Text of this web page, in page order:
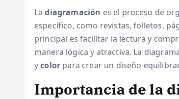
Ladiagramación es el proceso de
específico, como revistas, folletos,
principal es facilitar la lectura y
manera lógica y atractiva. La
ycolor para crear un diseño
Importancia de la